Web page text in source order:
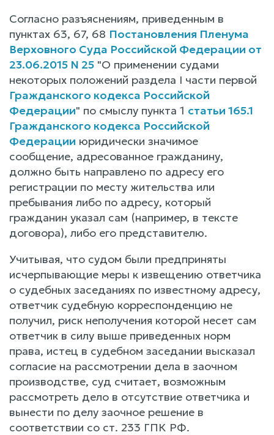
Согласно разъяснениям, приведенным в
пунктах 63, 67, 68 Постановления Пленума
Верховного Суда Российской Федерации от
23.06.2015 N 25 "О применении судами
некоторых положений раздела I части первой
Гражданского кодекса Российской
Федерации" по смыслу пункта 1 статьи 165.1
Гражданского кодекса Российской
Федерации юридически значимое
сообщение, адресованное гражданину,
должно быть направлено по адресу его
регистрации по месту жительства или
пребывания либо по адресу, который
гражданин указал сам (например, в тексте
договора), либо его представителю.
Учитывая, что судом были предприняты
исчерпывающие меры к извещению ответчика
о судебных заседаниях по известному адресу,
ответчик судебную корреспонденцию не
получил, риск неполучения которой несет сам
ответчик в силу выше приведенных норм
права, истец в судебном заседании высказал
согласие на рассмотрении дела в заочном
производстве, суд считает, возможным
рассмотреть дело в отсутствие ответчика и
вынести по делу заочное решение в
соответствии со ст. 233 ГПК РФ.